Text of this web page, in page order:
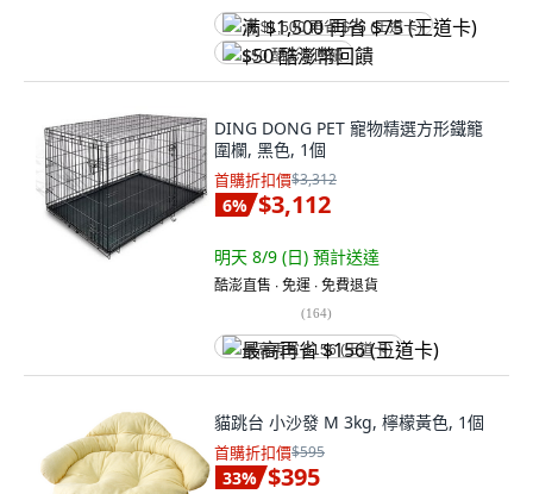
满 $1,500 再省 $75 (王道卡)
$50 酷澎幣回饋
DING DONG PET 寵物精選方形鐵籠
圍欄, 黑色, 1個
首購折扣價$3,312
6% $3,112
明天 8/9 (日) 預計送達
酷澎直售 ∙ 免運 ∙ 免費退貨
(164)
最高再省 $156 (王道卡)
貓跳台 小沙發 M 3kg, 檸檬黃色, 1個
首購折扣價$595
33% $395